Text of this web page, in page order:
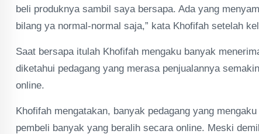
beli produknya sambil saya bersapa. Ada yang
bilang ya normal-normal saja,” kata Khofifah setelah
Saat bersapa itulah Khofifah mengaku banyak
diketahui pedagang yang merasa penjualannya
online.
Khofifah mengatakan, banyak pedagang yang
pembeli banyak yang beralih secara online. Meski